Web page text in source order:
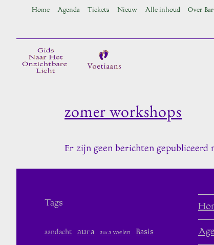
Home Agenda Tickets Nieuw Alle inhoud Over
zomer workshops
Er zijn geen berichten gepubliceerd
Tags
aandacht aura aura voelen Basis